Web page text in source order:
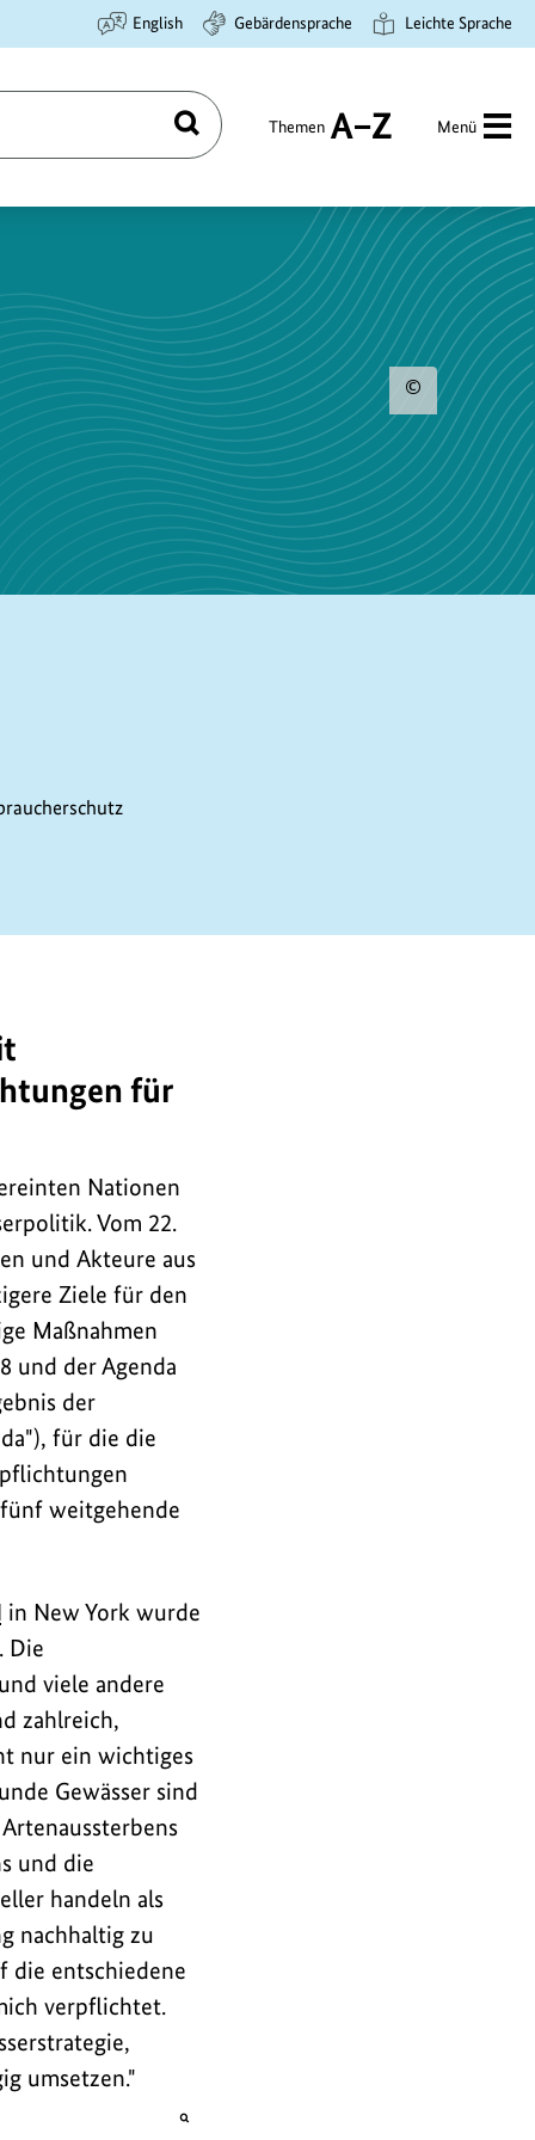
English Gebärdensprache Leichte Sprache
Suchen Themen
A
Menü
zum
Bild
für
Nationen
Vom 22.
und Akteure aus
Ziele für den
Maßnahmen
und der Agenda
der
für die die
weitgehende
in New York wurde
Die
viele andere
zahlreich,
nur ein wichtiges
Gewässer sind
und die
handeln als
nachhaltig zu
die entschiedene
verpflichtet.
umsetzen."
öffnet